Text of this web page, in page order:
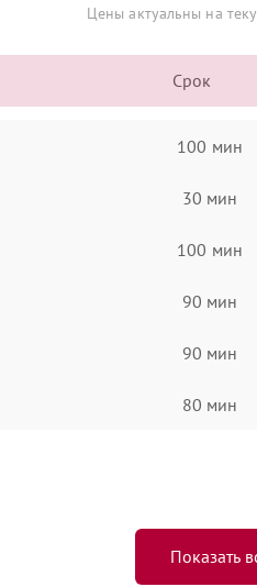
Цены актуальны на
Срок
100 мин
30 мин
100 мин
90 мин
90 мин
80 мин
Показать